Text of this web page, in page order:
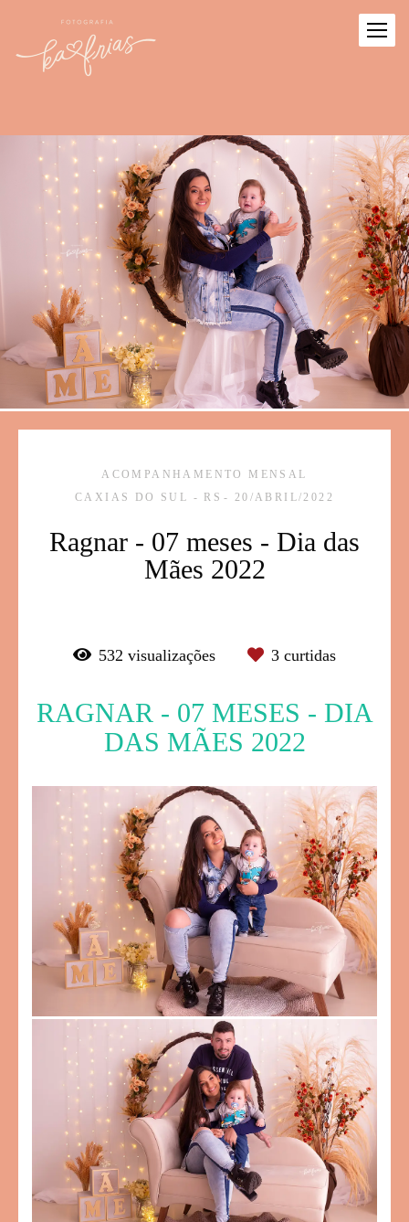
ACOMPANHAMENTO MENSAL
CAXIAS DO SUL - RS
20/ABRIL/2022
Ragnar - 07 meses - Dia das
Mães 2022
532 visualizações 3 curtidas
RAGNAR - 07 MESES - DIA
DAS MÃES 2022